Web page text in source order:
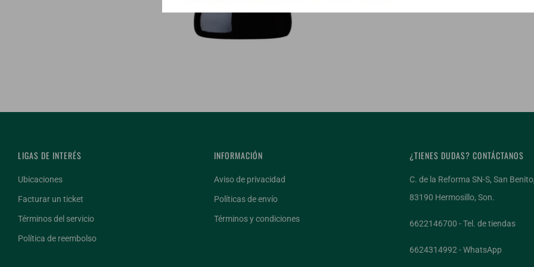
LIGAS DE INTERÉS
Ubicaciones
Facturar un ticket
Términos del servicio
Política de reembolso
INFORMACIÓN
Aviso de privacidad
Políticas de envío
Términos y condiciones
¿TIENES DUDAS? CONTÁCTANOS
C. de la Reforma SN-S, San Benito,
83190 Hermosillo, Son.
6622146700 - Tel. de tiendas
6624314992 - WhatsApp